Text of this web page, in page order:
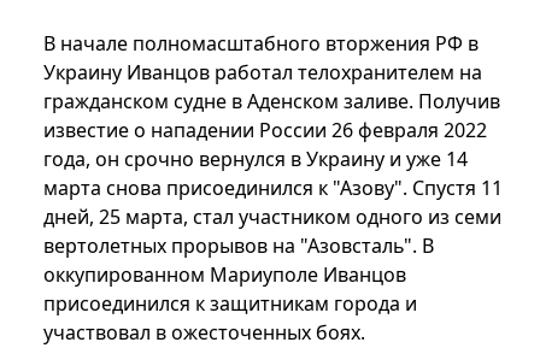
В начале полномасштабного вторжения РФ в
Украину Иванцов работал телохранителем на
гражданском судне в Аденском заливе. Получив
известие о нападении России 26 февраля 2022
года, он срочно вернулся в Украину и уже 14
марта снова присоединился к "Азову". Спустя 11
дней, 25 марта, стал участником одного из семи
вертолетных прорывов на "Азовсталь". В
оккупированном Мариуполе Иванцов
присоединился к защитникам города и
участвовал в ожесточенных боях.